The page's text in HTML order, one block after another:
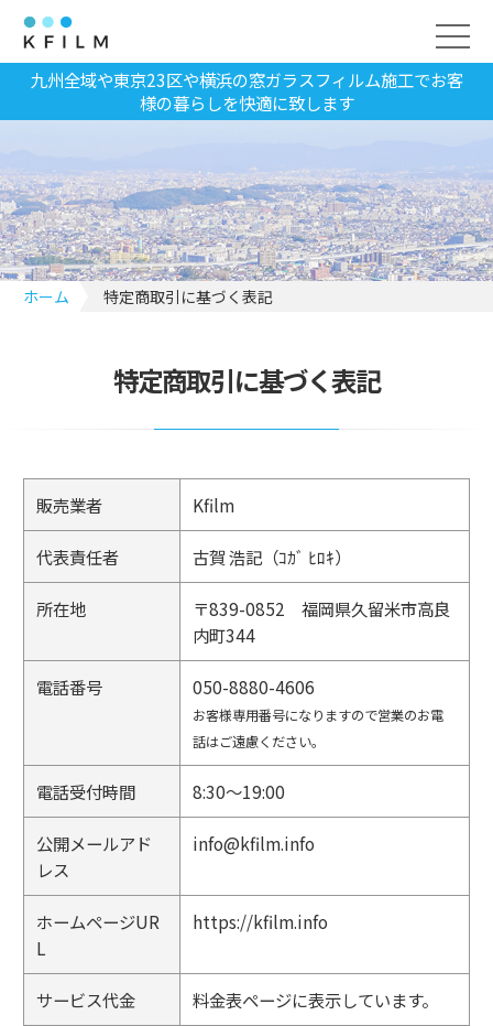
九州全域や東京23区や横浜の窓ガラスフィルム施工でお客
様の暮らしを快適に致します
ホーム 特定商取引に基づく表記
特定商取引に基づく表記
販売業者 Kfilm
代表責任者 古賀 浩記（ｺｶﾞ ﾋﾛｷ）
所在地
〒839-0852 福岡県久留米市高良
内町344
電話番号 050-8880-4606
お客様専用番号になりますので営業のお電
話はご遠慮ください。
電話受付時間 8:30～19:00
公開メールアド
レス
info@kfilm.info
ホームページUR
L
https://kfilm.info
サービス代金 料金表ページに表示しています。